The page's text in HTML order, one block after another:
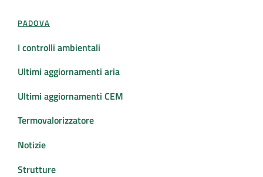
PADOVA
I controlli ambientali
Ultimi aggiornamenti aria
Ultimi aggiornamenti CEM
Termovalorizzatore
Notizie
Strutture